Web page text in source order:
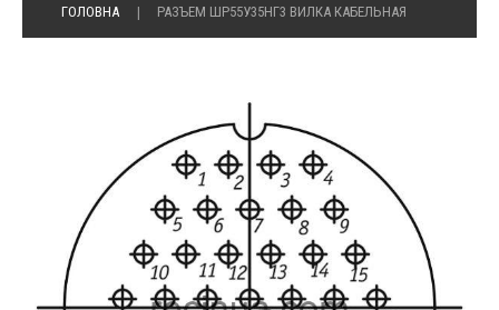
ГОЛОВНА РАЗЪЕМ ШР55У35НГ3 ВИЛКА КАБЕЛЬНАЯ